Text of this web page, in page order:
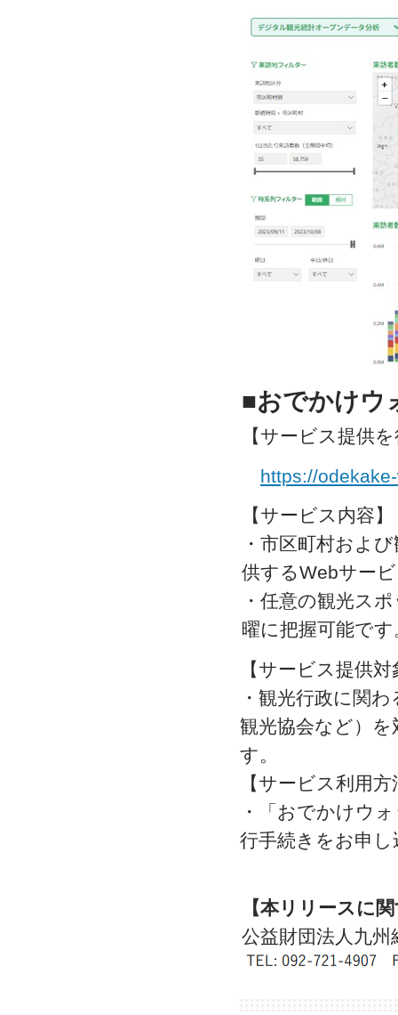
■おでかけウ
【サービス提供
https://
【サービス内容】
・市区町村およ
供するWebサー
・任意の観光ス
曜に把握可能です
【サービス提供対
・観光行政に関
観光協会など）
す。
【サービス利用方
・「おでかけウ
行手続きをお申
【本リリースに
公益財団法人九